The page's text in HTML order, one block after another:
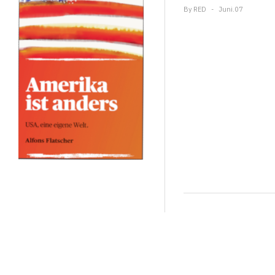
By RED Juni.07